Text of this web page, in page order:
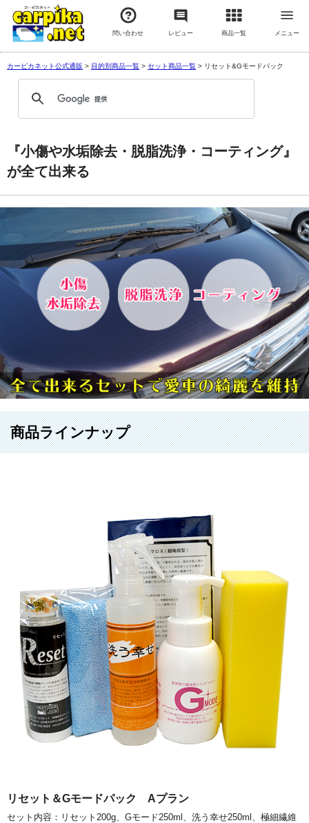
問い合わせ レビュー 商品一覧 メニュー
カーピカネット公式通販 > 目的別商品一覧 > セット商品一覧 > リセット&Gモードパック
『小傷や水垢除去・脱脂洗浄・コーティング』
が全て出来る
商品ラインナップ
リセット＆Gモードパック Aプラン
セット内容：リセット200g、Gモード250ml、洗う幸せ250ml、極細繊維